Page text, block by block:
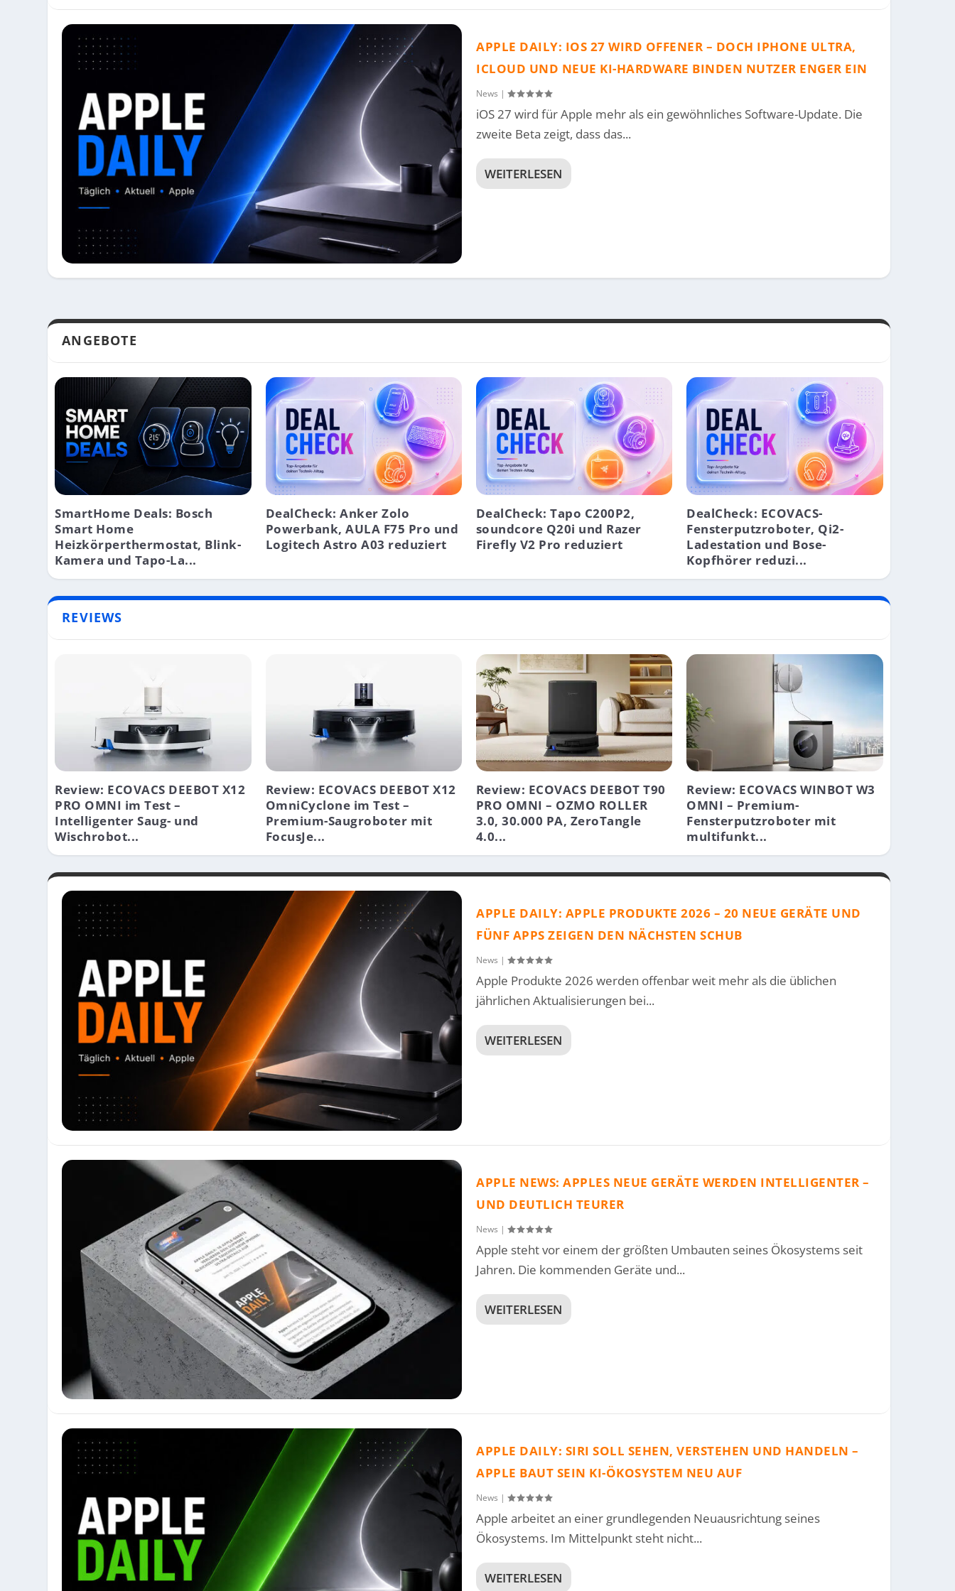
APPLE DAILY: IOS 27 WIRD OFFENER – DOCH IPHONE ULTRA,
ICLOUD UND NEUE KI-HARDWARE BINDEN NUTZER ENGER EIN
News |
iOS 27 wird für Apple mehr als ein gewöhnliches Software-Update. Die
zweite Beta zeigt, dass das...
WEITERLESEN
ANGEBOTE
SmartHome Deals: Bosch
Smart Home
Heizkörperthermostat, Blink-
Kamera und Tapo-La...
DealCheck: Anker Zolo
Powerbank, AULA F75 Pro und
Logitech Astro A03 reduziert
DealCheck: Tapo C200P2,
soundcore Q20i und Razer
Firefly V2 Pro reduziert
DealCheck: ECOVACS-
Fensterputzroboter, Qi2-
Ladestation und Bose-
Kopfhörer reduzi...
REVIEWS
Review: ECOVACS DEEBOT X12
PRO OMNI im Test –
Intelligenter Saug- und
Wischrobot...
Review: ECOVACS DEEBOT X12
OmniCyclone im Test –
Premium-Saugroboter mit
FocusJe...
Review: ECOVACS DEEBOT T90
PRO OMNI – OZMO ROLLER
3.0, 30.000 PA, ZeroTangle
4.0...
Review: ECOVACS WINBOT W3
OMNI – Premium-
Fensterputzroboter mit
multifunkt...
APPLE DAILY: APPLE PRODUKTE 2026 – 20 NEUE GERÄTE UND
FÜNF APPS ZEIGEN DEN NÄCHSTEN SCHUB
News |
Apple Produkte 2026 werden offenbar weit mehr als die üblichen
jährlichen Aktualisierungen bei...
WEITERLESEN
APPLE NEWS: APPLES NEUE GERÄTE WERDEN INTELLIGENTER –
UND DEUTLICH TEURER
News |
Apple steht vor einem der größten Umbauten seines Ökosystems seit
Jahren. Die kommenden Geräte und...
WEITERLESEN
APPLE DAILY: SIRI SOLL SEHEN, VERSTEHEN UND HANDELN –
APPLE BAUT SEIN KI-ÖKOSYSTEM NEU AUF
News |
Apple arbeitet an einer grundlegenden Neuausrichtung seines
Ökosystems. Im Mittelpunkt steht nicht...
WEITERLESEN